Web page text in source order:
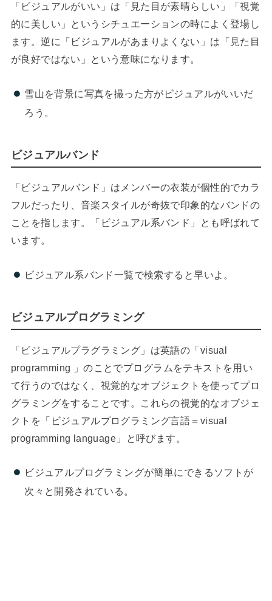
「ビジュアルがいい」は「見た目が素晴らしい」「視覚
的に美しい」というシチュエーションの時によく登場し
ます。逆に「ビジュアルがあまりよくない」は「見た目
が良好ではない」という意味になります。
雪山を背景に写真を撮った方がビジュアルがいいだ
ろう。
ビジュアルバンド
「ビジュアルバンド」はメンバーの衣装が個性的でカラ
フルだったり、音楽スタイルが奇抜で印象的なバンドの
ことを指します。「ビジュアル系バンド」とも呼ばれて
います。
ビジュアル系バンド一覧で検索すると早いよ。
ビジュアルプログラミング
「ビジュアルプラグラミング」は英語の「visual
programming 」のことでプログラムをテキストを用い
て行うのではなく、視覚的なオブジェクトを使ってプロ
グラミングをすることです。これらの視覚的なオブジェ
クトを「ビジュアルプログラミング言語＝visual
programming language」と呼びます。
ビジュアルプログラミングが簡単にできるソフトが
次々と開発されている。